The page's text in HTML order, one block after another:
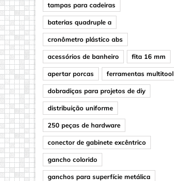
tampas para cadeiras
baterias quadruple a
cronômetro plástico abs
acessórios de banheiro fita 16 mm
apertar porcas ferramentas multitool
dobradiças para projetos de diy
distribuição uniforme
250 peças de hardware
conector de gabinete excêntrico
gancho colorido
ganchos para superfície metálica